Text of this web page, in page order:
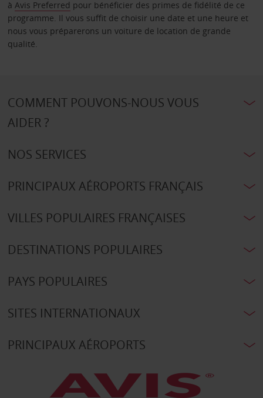
à Avis Preferred pour bénéficier des primes de fidélité de ce
programme. Il vous suffit de choisir une date et une heure et
nous vous préparerons un voiture de location de grande
qualité.
COMMENT POUVONS-NOUS VOUS
AIDER ?
NOS SERVICES
PRINCIPAUX AÉROPORTS FRANÇAIS
VILLES POPULAIRES FRANÇAISES
DESTINATIONS POPULAIRES
PAYS POPULAIRES
SITES INTERNATIONAUX
PRINCIPAUX AÉROPORTS